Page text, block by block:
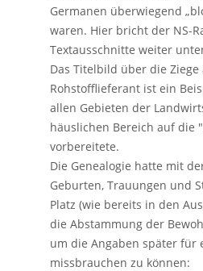
Germanen überwiegend
waren. Hier bricht der NS-
Textausschnitte weiter
Das Titelbild über die
Rohstofflieferant ist ein
allen Gebieten der
häuslichen Bereich auf die
vorbereitete.
Die Genealogie hatte mit
Geburten, Trauungen und
Platz (wie bereits in den
die Abstammung der
um die Angaben später für
missbrauchen zu können: